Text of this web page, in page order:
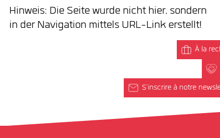
À la
S'inscrire à notre
Hinweis: Die Seite wurde nicht hier, sondern
in der Navigation mittels URL-Link erstellt!